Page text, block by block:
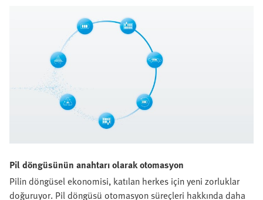
Pil döngüsünün anahtarı olarak otomasyon
Pilin döngüsel ekonomisi, katılan herkes için yeni zorluklar
doğuruyor. Pil döngüsü otomasyon süreçleri hakkında daha